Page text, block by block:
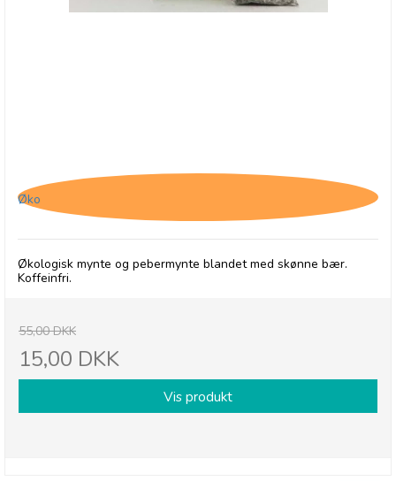
Øko
Økologisk mynte og pebermynte blandet med skønne bær.
Koffeinfri.
55,00 DKK
15,00 DKK
Vis produkt